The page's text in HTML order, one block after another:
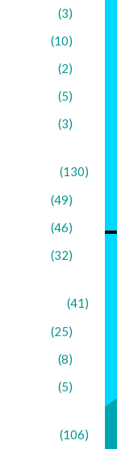
(3)
(10)
(2)
(5)
(3)
(130)
(49)
(46)
(32)
(41)
(25)
(8)
(5)
(106)